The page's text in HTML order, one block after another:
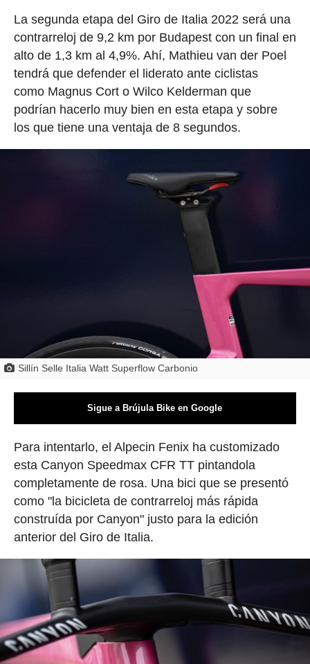
La segunda etapa del Giro de Italia 2022 será una
contrarreloj de 9,2 km por Budapest con un final en
alto de 1,3 km al 4,9%. Ahí, Mathieu van der Poel
tendrá que defender el liderato ante ciclistas
como Magnus Cort o Wilco Kelderman que
podrían hacerlo muy bien en esta etapa y sobre
los que tiene una ventaja de 8 segundos.
Sillín Selle Italia Watt Superflow Carbonio
Sigue a Brújula Bike en Google
Para intentarlo, el Alpecin Fenix ha customizado
esta Canyon Speedmax CFR TT pintandola
completamente de rosa. Una bici que se presentó
como "la bicicleta de contrarreloj más rápida
construída por Canyon" justo para la edición
anterior del Giro de Italia.